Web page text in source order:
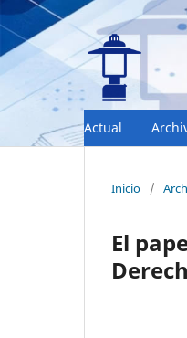
Actual
Inicio /
El